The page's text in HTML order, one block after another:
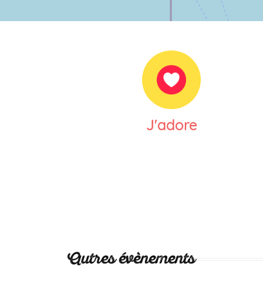
J'adore
Autres évènements